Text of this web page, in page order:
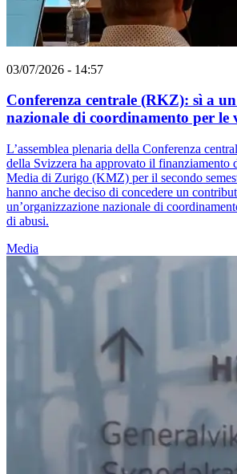
03/07/2026 - 14:57
Conferenza centrale (RKZ): sì a
nazionale di coordinamento per le
L’assemblea plenaria della Conferenza
della Svizzera ha approvato il finanziamento
Media di Zurigo (KMZ) per il secondo
hanno anche deciso di concedere un
un’organizzazione nazionale di
di abusi.
Media